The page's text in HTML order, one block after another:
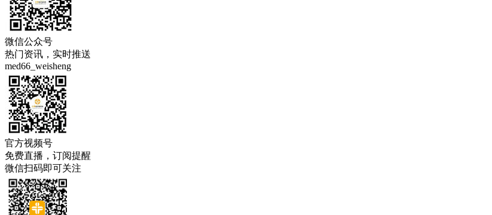
微信公众号
热门资讯，实时推送
med66_weisheng
官方视频号
免费直播，订阅提醒
微信扫码即可关注